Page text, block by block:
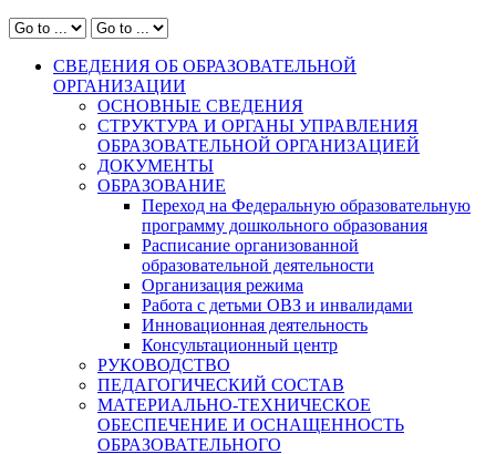
СВЕДЕНИЯ ОБ ОБРАЗОВАТЕЛЬНОЙ
ОРГАНИЗАЦИИ
ОСНОВНЫЕ СВЕДЕНИЯ
СТРУКТУРА И ОРГАНЫ УПРАВЛЕНИЯ
ОБРАЗОВАТЕЛЬНОЙ ОРГАНИЗАЦИЕЙ
ДОКУМЕНТЫ
ОБРАЗОВАНИЕ
Переход на Федеральную образовательную
программу дошкольного образования
Расписание организованной
образовательной деятельности
Организация режима
Работа с детьми ОВЗ и инвалидами
Инновационная деятельность
Консультационный центр
РУКОВОДСТВО
ПЕДАГОГИЧЕСКИЙ СОСТАВ
МАТЕРИАЛЬНО-ТЕХНИЧЕСКОЕ
ОБЕСПЕЧЕНИЕ И ОСНАЩЕННОСТЬ
ОБРАЗОВАТЕЛЬНОГО